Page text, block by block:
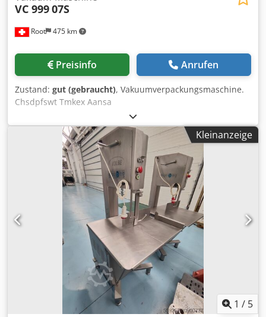
Root 475 km
VC 99907S
Preisinfo Anrufen
Zustand: gut (gebraucht), Vakuumverpackungsmaschine.
Chsdpfswt Tmkex Aansa
Kleinanzeige
1 / 5